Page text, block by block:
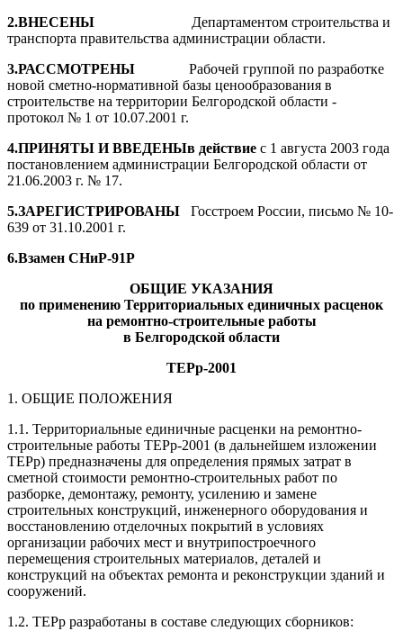
2.ВНЕСЕНЫ Департаментом строительства и
транспорта правительства администрации области.
3.РАССМОТРЕНЫ Рабочей группой по разработке
новой сметно-нормативной базы ценообразования в
строительстве на территории Белгородской области -
протокол № 1 от 10.07.2001 г.
4.ПРИНЯТЫ И ВВЕДЕНЫв действие с 1 августа 2003 года
постановлением администрации Белгородской области от
21.06.2003 г. № 17.
5.ЗАРЕГИСТРИРОВАНЫ Госстроем России, письмо № 10-
639 от 31.10.2001 г.
6.Взамен СНиР-91Р
ОБЩИЕ УКАЗАНИЯ
по применению Территориальных единичных расценок
на ремонтно-строительные работы
в Белгородской области
ТЕРр-2001
1. ОБЩИЕ ПОЛОЖЕНИЯ
1.1. Территориальные единичные расценки на ремонтно-
строительные работы ТЕРр-2001 (в дальнейшем изложении
ТЕРр) предназначены для определения прямых затрат в
сметной стоимости ремонтно-строительных работ по
разборке, демонтажу, ремонту, усилению и замене
строительных конструкций, инженерного оборудования и
восстановлению отделочных покрытий в условиях
организации рабочих мест и внутрипостроечного
перемещения строительных материалов, деталей и
конструкций на объектах ремонта и реконструкции зданий и
сооружений.
1.2. ТЕРр разработаны в составе следующих сборников: